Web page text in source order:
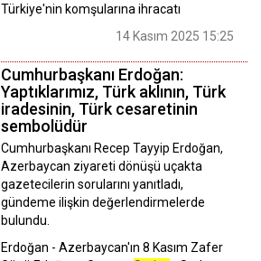
Türkiye'nin komşularına ihracatı
14 Kasım 2025 15:25
Cumhurbaşkanı Erdoğan:
Yaptıklarımız, Türk aklının, Türk
iradesinin, Türk cesaretinin
sembolüdür
Cumhurbaşkanı Recep Tayyip Erdoğan,
Azerbaycan ziyareti dönüşü uçakta
gazetecilerin sorularını yanıtladı,
gündeme ilişkin değerlendirmelerde
bulundu.
Erdoğan - Azerbaycan'ın 8 Kasım Zafer